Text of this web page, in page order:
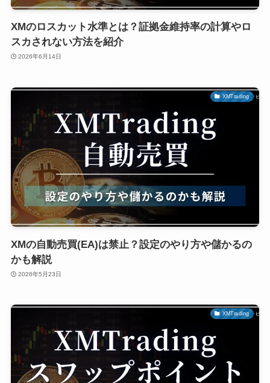
XMのロスカット水準とは？証拠金維持率の計算やロ
スカされない方法を紹介
2026年6月14日
XMTrading
XMの自動売買(EA)は禁止？設定のやり方や儲かるの
かも解説
2026年5月23日
XMTrading